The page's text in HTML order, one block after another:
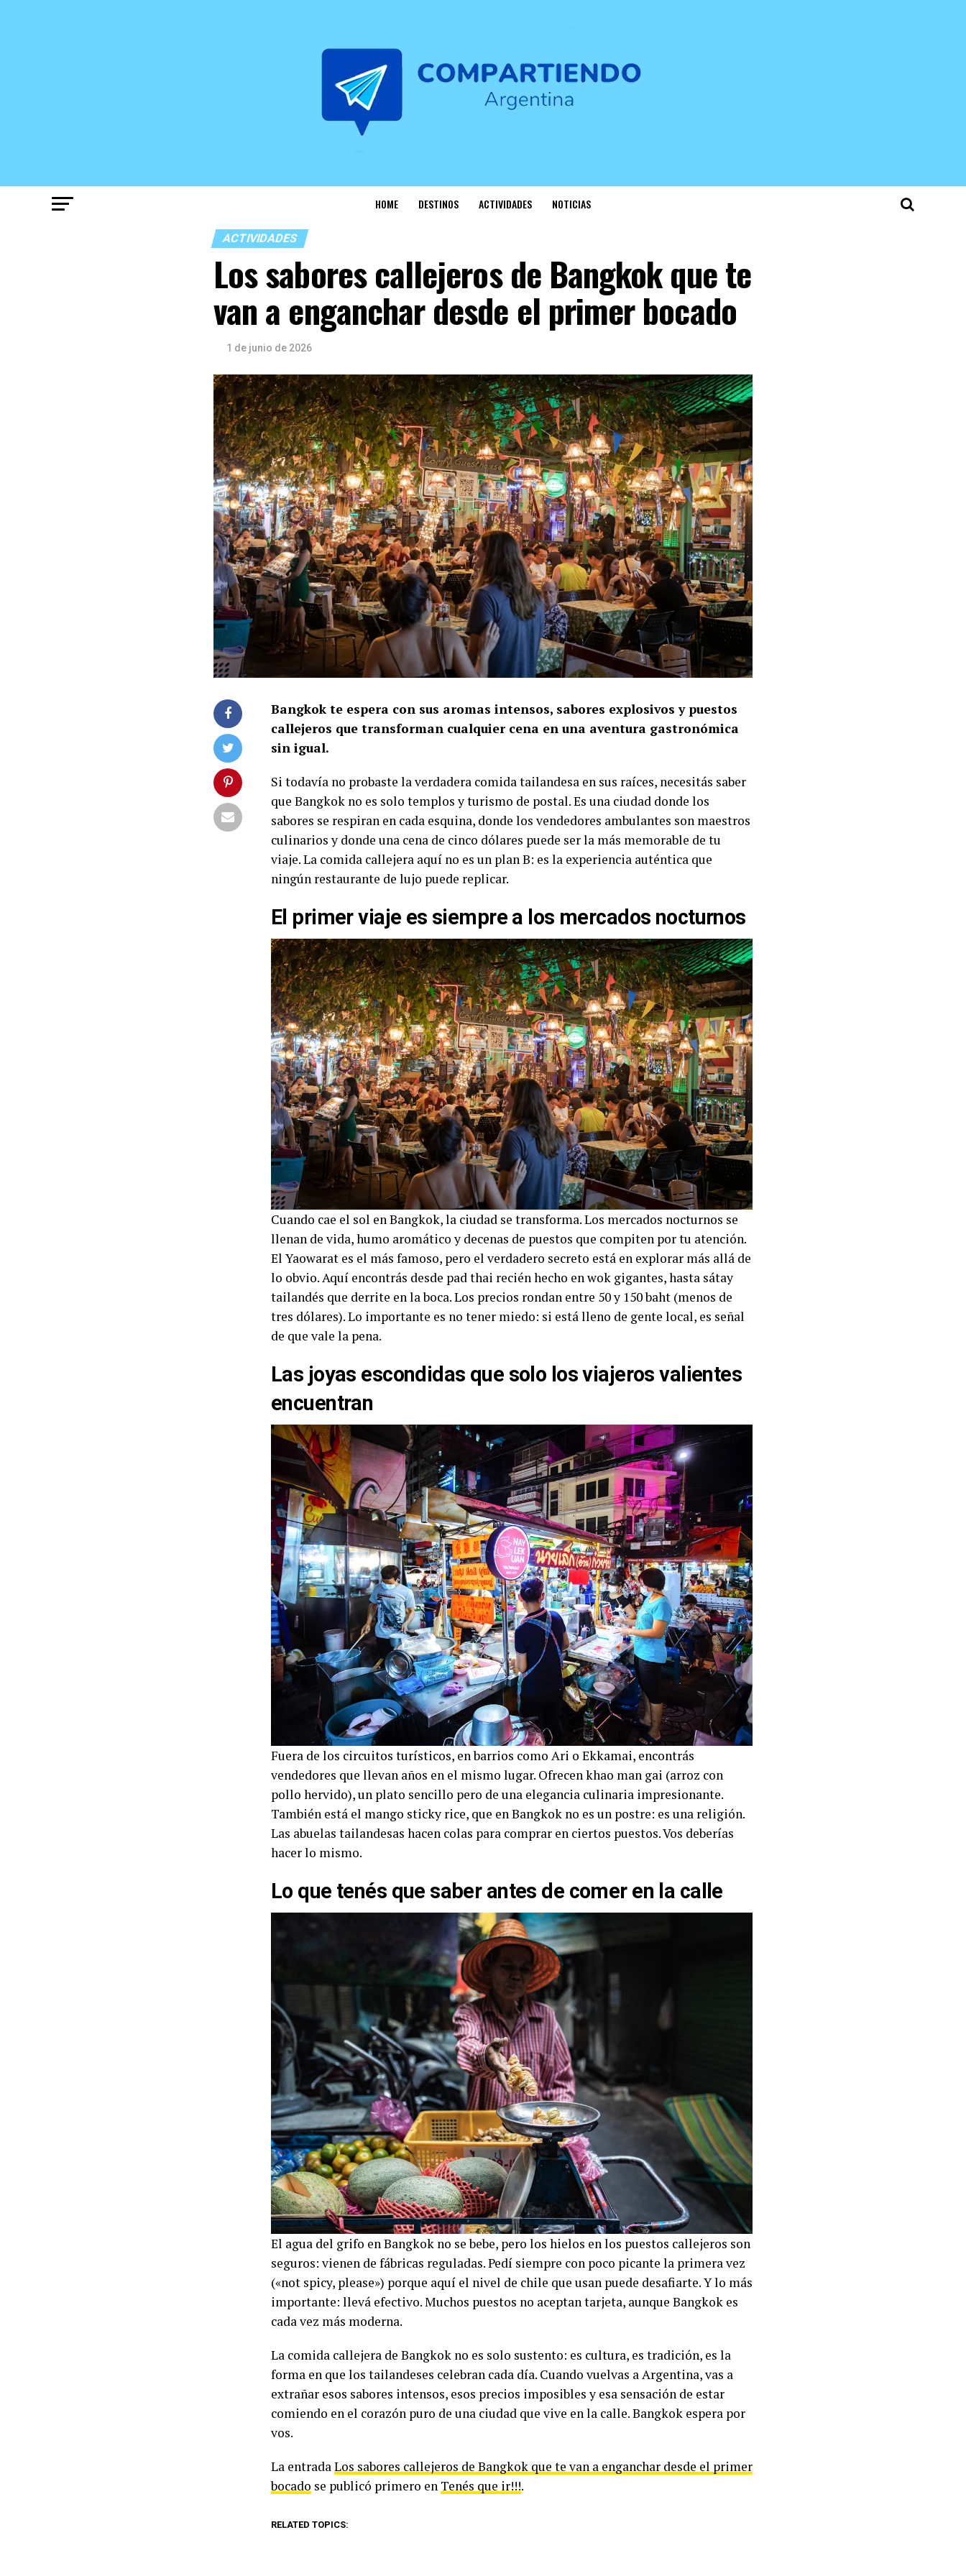
HOME DESTINOS ACTIVIDADES NOTICIAS
ACTIVIDADES
Los sabores callejeros de Bangkok que te
van a enganchar desde el primer bocado
1 de junio de 2026
Bangkok te espera con sus aromas intensos, sabores explosivos y puestos
callejeros que transforman cualquier cena en una aventura gastronómica
sin igual.
Si todavía no probaste la verdadera comida tailandesa en sus raíces, necesitás saber
que Bangkok no es solo templos y turismo de postal. Es una ciudad donde los
sabores se respiran en cada esquina, donde los vendedores ambulantes son maestros
culinarios y donde una cena de cinco dólares puede ser la más memorable de tu
viaje. La comida callejera aquí no es un plan B: es la experiencia auténtica que
ningún restaurante de lujo puede replicar.
El primer viaje es siempre a los mercados nocturnos
Cuando cae el sol en Bangkok, la ciudad se transforma. Los mercados nocturnos se
llenan de vida, humo aromático y decenas de puestos que compiten por tu atención.
El Yaowarat es el más famoso, pero el verdadero secreto está en explorar más allá de
lo obvio. Aquí encontrás desde pad thai recién hecho en wok gigantes, hasta sátay
tailandés que derrite en la boca. Los precios rondan entre 50 y 150 baht (menos de
tres dólares). Lo importante es no tener miedo: si está lleno de gente local, es señal
de que vale la pena.
Las joyas escondidas que solo los viajeros valientes
encuentran
Fuera de los circuitos turísticos, en barrios como Ari o Ekkamai, encontrás
vendedores que llevan años en el mismo lugar. Ofrecen khao man gai (arroz con
pollo hervido), un plato sencillo pero de una elegancia culinaria impresionante.
También está el mango sticky rice, que en Bangkok no es un postre: es una religión.
Las abuelas tailandesas hacen colas para comprar en ciertos puestos. Vos deberías
hacer lo mismo.
Lo que tenés que saber antes de comer en la calle
El agua del grifo en Bangkok no se bebe, pero los hielos en los puestos callejeros son
seguros: vienen de fábricas reguladas. Pedí siempre con poco picante la primera vez
(«not spicy, please») porque aquí el nivel de chile que usan puede desafiarte. Y lo más
importante: llevá efectivo. Muchos puestos no aceptan tarjeta, aunque Bangkok es
cada vez más moderna.
La comida callejera de Bangkok no es solo sustento: es cultura, es tradición, es la
forma en que los tailandeses celebran cada día. Cuando vuelvas a Argentina, vas a
extrañar esos sabores intensos, esos precios imposibles y esa sensación de estar
comiendo en el corazón puro de una ciudad que vive en la calle. Bangkok espera por
vos.
La entradaLos sabores callejeros de Bangkok que te van a enganchar desde el primer
bocado se publicó primero en Tenés que ir!!!.
RELATED TOPICS: